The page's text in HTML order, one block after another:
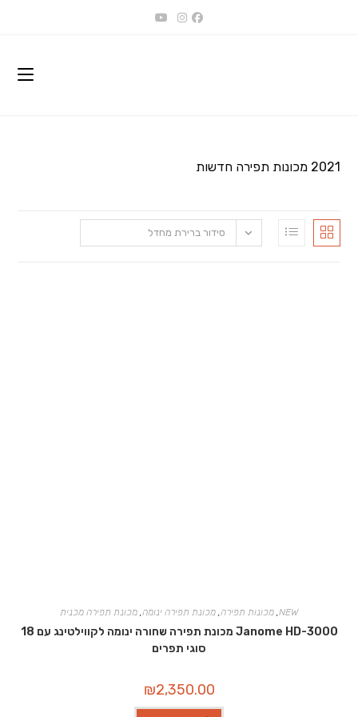
2021 מכונות תפירה חדשות
סידור ברירת מחדל
NEW מכונות תפירה מכונת תפירה ינומה מכונת תפירה מכנית
Janome HD-3000 מכונת תפירה שחורה ינומה לקווילטינג עם 18
סוגי תפרים
₪2,350.00